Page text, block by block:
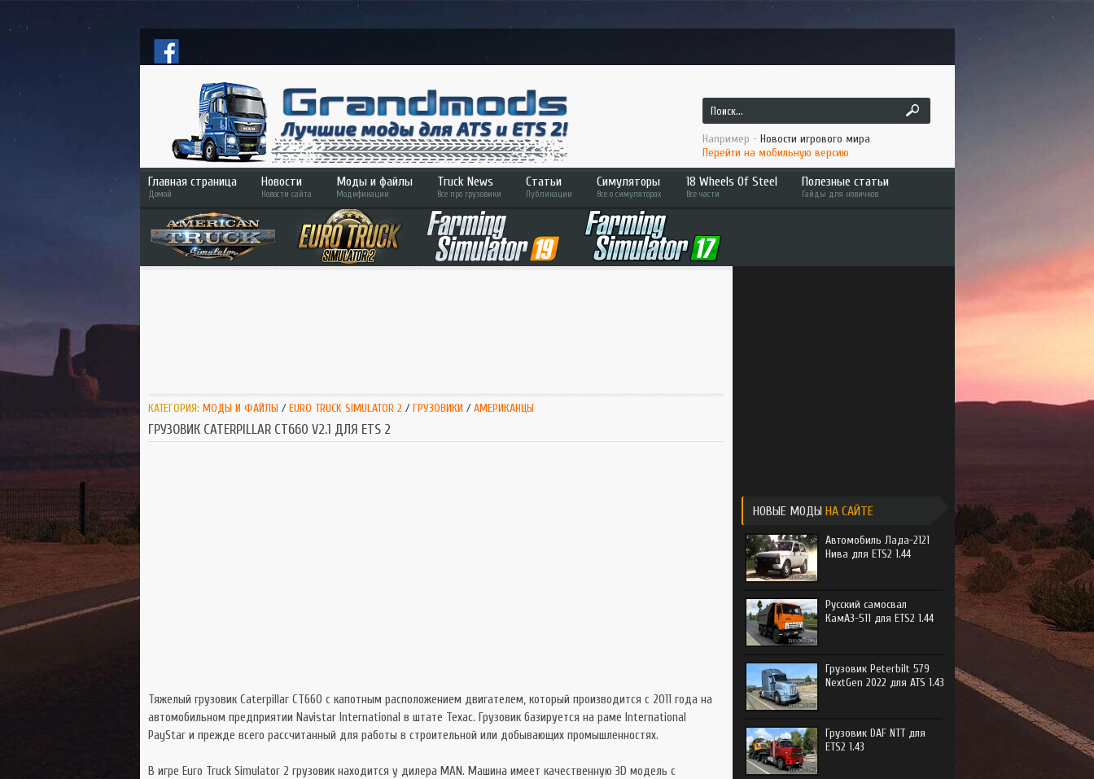
Например - Новости игрового мира
Перейти на мобильную версию
Главная страница
Домой
Новости
Новости сайта
Моды и файлы
Модификации
ETS 2
ATS
Truck News
Все про грузовики
Статьи
Публикации
Симуляторы
Все о симуляторах
ATS
Bus Simulator
Симуляторы
18 Wheels Of Steel
Все части
Hard Truck
Across America
Extreme Trucker 2
Полезные статьи
Гайды для новичков
КАТЕГОРИЯ: МОДЫ И ФАЙЛЫ /EURO TRUCK SIMULATOR 2 /ГРУЗОВИКИ /АМЕРИКАНЦЫ
ГРУЗОВИК CATERPILLAR CT660 V2.1 ДЛЯ ETS 2
Тяжелый грузовик Caterpillar CT660 с капотным расположением двигателем, который производится с 2011 года на
автомобильном предприятии Navistar International в штате Техас. Грузовик базируется на раме International
PayStar и прежде всего рассчитанный для работы в строительной или добывающих промышленностях.
В игре Euro Truck Simulator 2 грузовик находится у дилера MAN. Машина имеет качественную 3D модель с
НОВЫЕ МОДЫ НА САЙТЕ
Автомобиль Лада-2121
Нива для ETS2 1.44
Русский самосвал
КамАЗ-511 для ETS2 1.44
Грузовик Peterbilt 579
NextGen 2022 для ATS 1.43
Грузовик DAF NTT для
ETS2 1.43